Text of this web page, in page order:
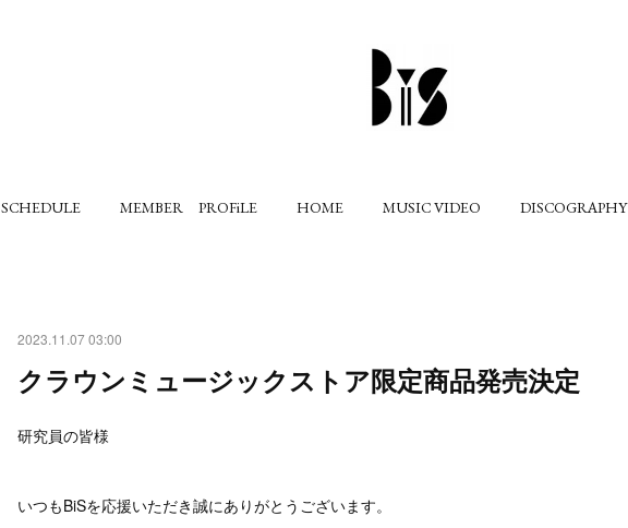
SCHEDULE MEMBER PROFiLE HOME MUSIC VIDEO DISCOGRAPHY
2023.11.07 03:00
クラウンミュージックストア限定商品発売決定
研究員の皆様
いつもBiSを応援いただき誠にありがとうございます。